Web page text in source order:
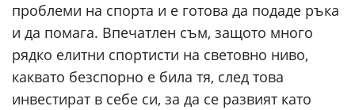
проблеми на спорта и е готова да подаде ръка
и да помага. Впечатлен съм, защото много
рядко елитни спортисти на световно ниво,
каквато безспорно е била тя, след това
инвестират в себе си, за да се развият като